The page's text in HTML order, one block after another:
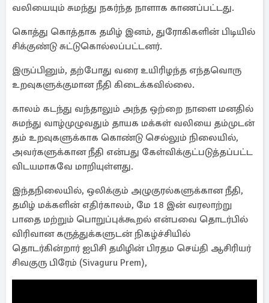
வலியையும் சுமந்து நகர்ந்த நாளாக காணப்பட்டது.
கொத்து கொத்தாக தமிழ் இனம், துரோகிகளின் பிடியில்
சிக்குண்டு சுட்டுகொல்லப்பட்டனர்.
இருப்பினும், தற்போது வரை உயிரிழந்த எந்தவொரு
உறவுகளுக்குமான நீதி கிடைக்கவில்லை.
காலம் கடந்து வந்தாலும் அந்த ஒற்றை நாளை மனதில்
சுமந்து வாழ்முழுவதும் தாயக மக்கள் வலியை தம்முடன்
தம் உறவுகளுக்காக கொண்டு செல்லும் நிலையில்,
அவர்களுக்கான நீதி என்பது கேள்விக்குட்படுத்தப்பட்ட
விடயமாகவே மாறியுள்ளது.
இந்தநிலையில், ஒலிக்கும் அழுகுரல்களுக்கான நீதி,
தமிழ் மக்களின் எதிர்காலம், மே 18 இன் வரலாற்று
பாதை மற்றும் பொறுப்புக்கூறல் என்பவை தொடர்பில்
விரிவான கருத்துக்களுடன் நிகழ்ச்சியில்
தொடர்கின்றார் ஐபிசி தமிழின் பிரதம செய்தி ஆசிரியர்
சிவகுரு பிரேம் (Sivaguru Prem),